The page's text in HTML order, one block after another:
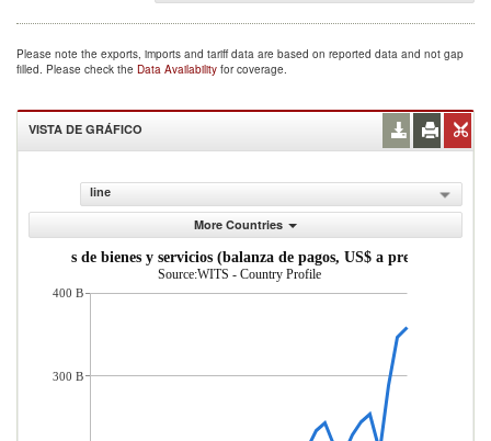
Please note the exports, imports and tariff data are based on reported data and not gap
filled. Please check the Data Availability for coverage.
VISTA DE GRÁFICO
line
More Countries
de bienes y servicios (balanza de pagos, US$ a precios
Source:WITS - Country Profile
400 B
300 B